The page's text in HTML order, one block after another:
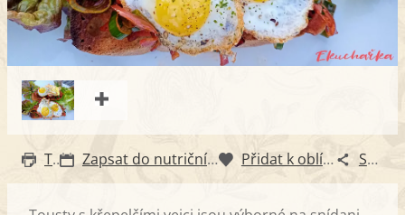
Tisk Zapsat do nutričního diáře Přidat k oblíbeným Sdílet